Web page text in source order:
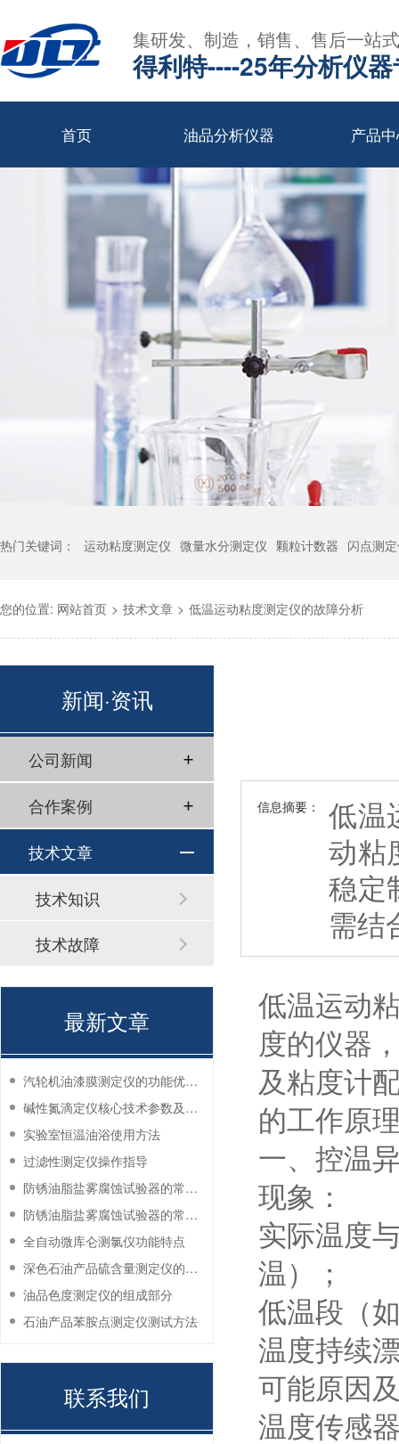
集研发、制造，销售、售后一站
得利特----25年分析仪
首页 油品分析仪器 产品
热门关键词： 运动粘度测定仪 微量水分测定仪 颗粒计数器 闪点测
您的位置: 网站首页 > 技术文章 > 低温运动粘度测定仪的故障分析
信息摘要：
低温
动粘
稳定
需结
低温运动
度的仪器
及粘度计
的工作原
一、控温
现象：
实际温度
温）；
低温段（
温度持续
可能原因
温度传感
新闻·资讯
公司新闻
合作案例
技术文章
技术知识
技术故障
最新文章
汽轮机油漆膜测定仪的功能优势有哪些？
碱性氮滴定仪核心技术参数及应用说明
实验室恒温油浴使用方法
过滤性测定仪操作指导
防锈油脂盐雾腐蚀试验器的常见故障与解决方法
防锈油脂盐雾腐蚀试验器的常见故障与解决方法
全自动微库仑测氯仪功能特点
深色石油产品硫含量测定仪的工作环境要求
油品色度测定仪的组成部分
石油产品苯胺点测定仪测试方法
联系我们